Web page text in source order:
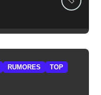
RUMORES TOP